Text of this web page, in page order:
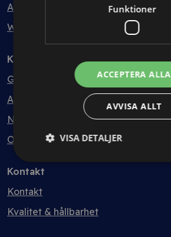
Abonnemang
Webbinarium
Kunskapsbank
Guider
Avtalsmallar
Nyheter
Ordlista
Kontakt
Kontakt
Kvalitet & hållbarhet
Funktioner
ACCEPTERA ALLA
AVVISA ALLT
VISA DETALJER